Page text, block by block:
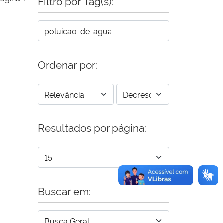
Ordenar por:
Resultados por página:
Buscar em: